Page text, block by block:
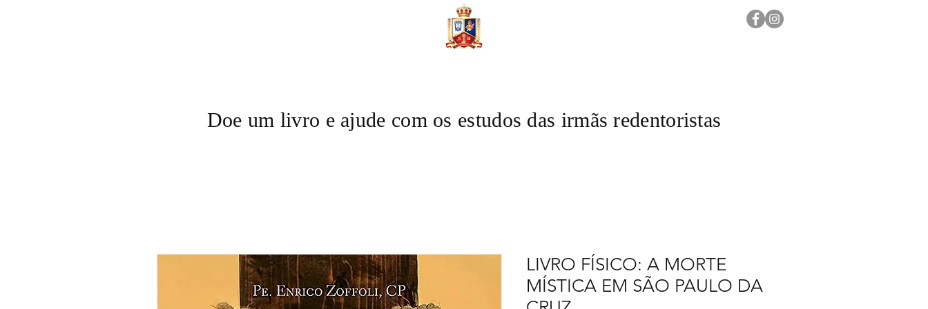
Doe um livro e ajude com os estudos das irmãs redentoristas
LIVRO FÍSICO: A MORTE
MÍSTICA EM SÃO PAULO DA